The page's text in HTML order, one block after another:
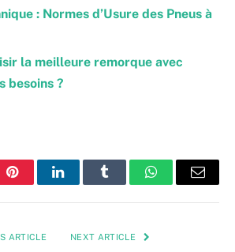
: Normes d’Usure des Pneus à
la meilleure remorque avec
besoins ?
PinterestLinkedInTumblr WhatsAppEmail
ARTICLE NEXT ARTICLE